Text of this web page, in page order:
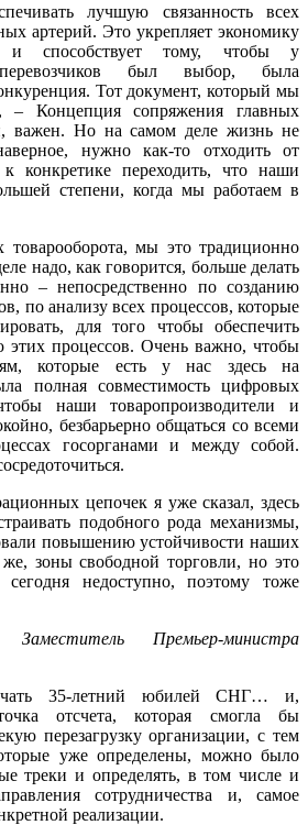
лучшую связанность всех
артерий. Это укрепляет экономику
способствует тому, чтобы у
перевозчиков был выбор, была
Тот документ, который мы
– Концепция сопряжения главных
важен. Но на самом деле жизнь не
нужно как-то отходить от
конкретике переходить, что наши
степени, когда мы работаем в
мы это традиционно
надо, как говорится, больше делать
– непосредственно по созданию
по анализу всех процессов, которые
для того чтобы обеспечить
процессов. Очень важно, чтобы
которые есть у нас здесь на
полная совместимость цифровых
наши товаропроизводители и
безбарьерно общаться со всеми
госорганами и между собой.
цепочек я уже сказал, здесь
подобного рода механизмы,
повышению устойчивости наших
зоны свободной торговли, но это
недоступно, поэтому тоже
Заместитель Премьер-министра
35-летний юбилей СНГ… и,
отсчета, которая смогла бы
перезагрузку организации, с тем
уже определены, можно было
треки и определять, в том числе и
сотрудничества и, самое
реализации.